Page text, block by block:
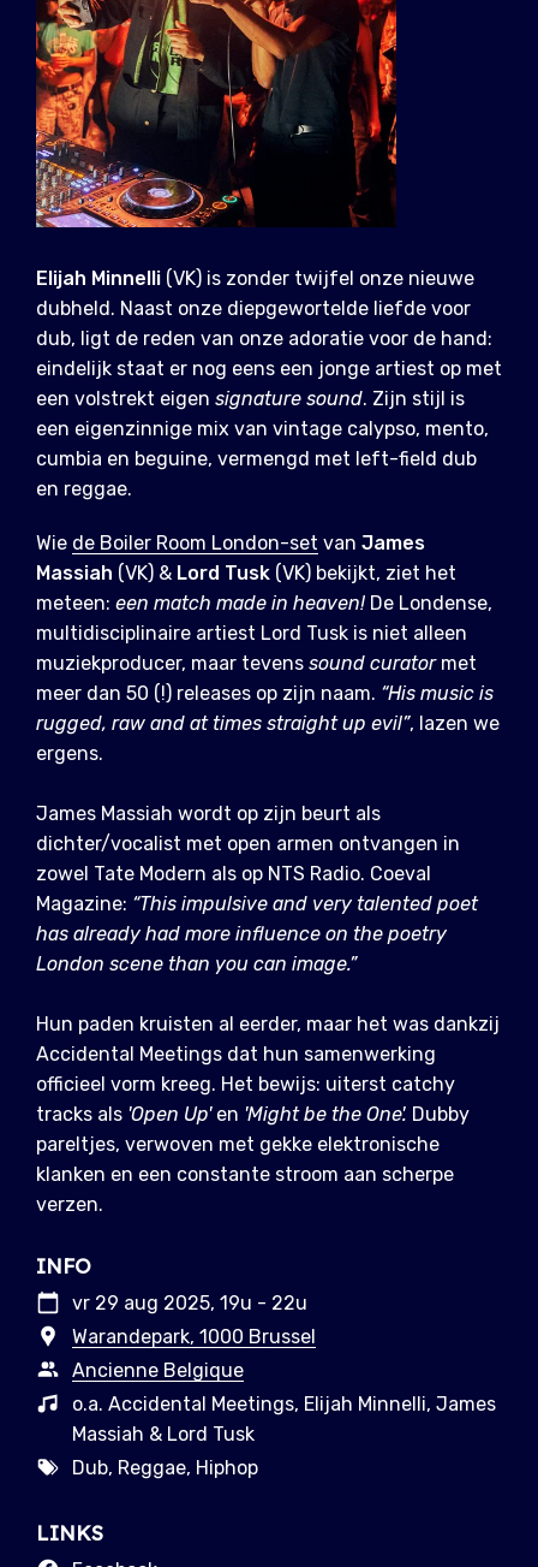
Elijah Minnelli (VK) is zonder twijfel onze nieuwe
dubheld. Naast onze diepgewortelde liefde voor
dub, ligt de reden van onze adoratie voor de hand:
eindelijk staat er nog eens een jonge artiest op met
een volstrekt eigen signature sound. Zijn stijl is
een eigenzinnige mix van vintage calypso, mento,
cumbia en beguine, vermengd met left-field dub
en reggae.
Wie de Boiler Room London-set van James
Massiah (VK) & Lord Tusk (VK) bekijkt, ziet het
meteen: een match made in heaven! De Londense,
multidisciplinaire artiest Lord Tusk is niet alleen
muziekproducer, maar tevens sound curatormet
meer dan 50 (!) releases op zijn naam. “His music is
rugged, raw and at times straight up evil”, lazen we
ergens.
James Massiah wordt op zijn beurt als
dichter/vocalist met open armen ontvangen in
zowel Tate Modern als op NTS Radio. Coeval
Magazine: “This impulsive and very talented poet
has already had more influence on the poetry
London scene than you can image.”
Hun paden kruisten al eerder, maar het was dankzij
Accidental Meetings dat hun samenwerking
officieel vorm kreeg. Het bewijs: uiterst catchy
tracks als 'Open Up'en 'Might be the One'. Dubby
pareltjes, verwoven met gekke elektronische
klanken en een constante stroom aan scherpe
verzen.
INFO
vr 29 aug 2025, 19u - 22u
Warandepark, 1000 Brussel
Ancienne Belgique
o.a. Accidental Meetings, Elijah Minnelli, James
Massiah & Lord Tusk
Dub, Reggae, Hiphop
LINKS